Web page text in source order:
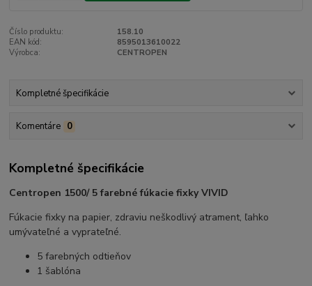
Číslo produktu:
158.10
EAN kód:
8595013610022
Výrobca:
CENTROPEN
Kompletné špecifikácie
Komentáre 0
Kompletné špecifikácie
Centropen 1500/ 5 farebné fúkacie fixky VIVID
Fúkacie fixky na papier, zdraviu neškodlivý atrament, ľahko
umývateľné a vyprateľné.
5 farebných odtieňov
1 šablóna